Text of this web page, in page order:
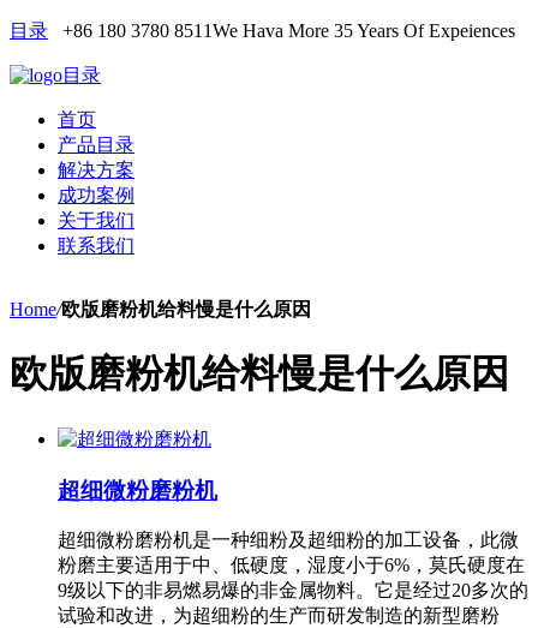
目录 +86 180 3780 8511We Hava More 35 Years Of Expeiences
目录
首页
产品目录
解决方案
成功案例
关于我们
联系我们
Home/欧版磨粉机给料慢是什么原因
欧版磨粉机给料慢是什么原因
超细微粉磨粉机
超细微粉磨粉机是一种细粉及超细粉的加工设备，此微
粉磨主要适用于中、低硬度，湿度小于6%，莫氏硬度在
9级以下的非易燃易爆的非金属物料。它是经过20多次的
试验和改进，为超细粉的生产而研发制造的新型磨粉